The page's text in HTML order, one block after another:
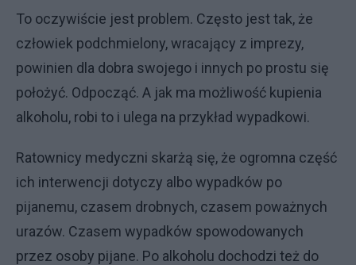
To oczywiście jest problem. Często jest tak, że
człowiek podchmielony, wracający z imprezy,
powinien dla dobra swojego i innych po prostu się
położyć. Odpocząć. A jak ma możliwość kupienia
alkoholu, robi to i ulega na przykład wypadkowi.
Ratownicy medyczni skarżą się, że ogromna część
ich interwencji dotyczy albo wypadków po
pijanemu, czasem drobnych, czasem poważnych
urazów. Czasem wypadków spowodowanych
przez osoby pijane. Po alkoholu dochodzi też do